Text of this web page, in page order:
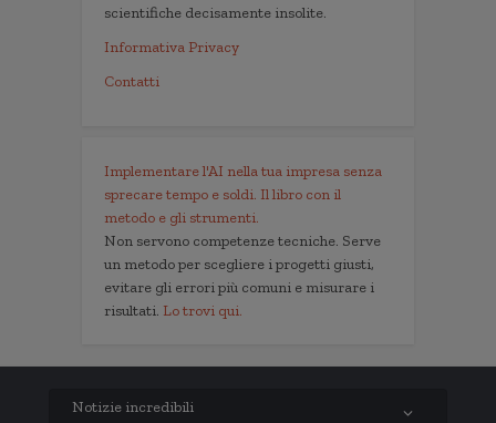
scientifiche decisamente insolite.
Informativa Privacy
Contatti
Implementare l'AI nella tua impresa senza
sprecare tempo e soldi. Il libro con il
metodo e gli strumenti.
Non servono competenze tecniche. Serve
un metodo per scegliere i progetti giusti,
evitare gli errori più comuni e misurare i
risultati. Lo trovi qui.
Notizie incredibili